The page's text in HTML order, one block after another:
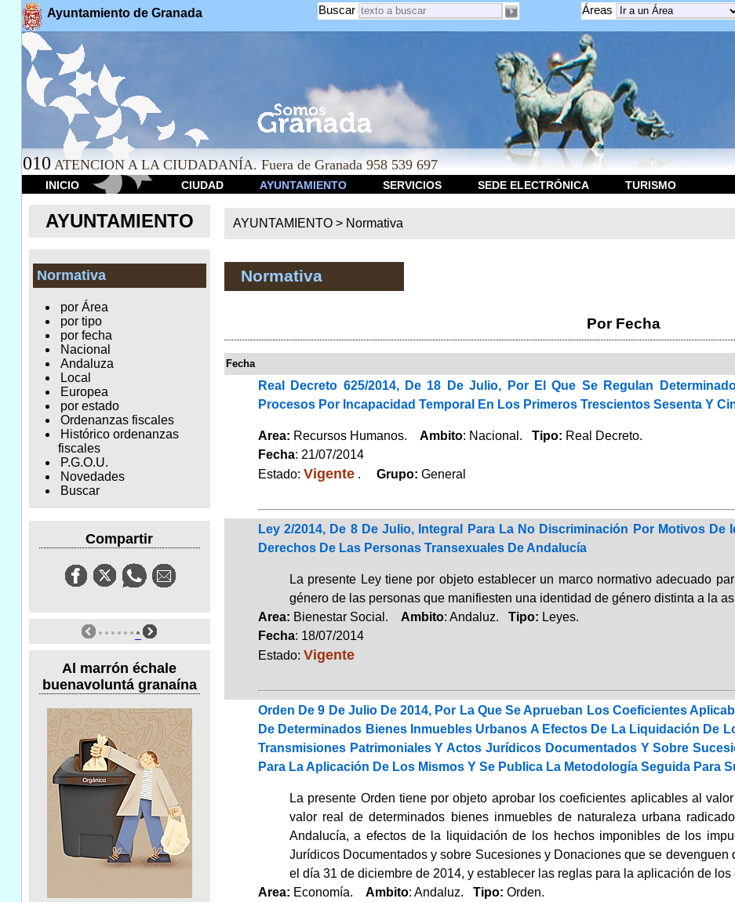
Ayuntamiento de Granada Áreas
Buscar
010 ATENCION A LA CIUDADANÍA. Fuera de Granada 958 539 697
INICIO CIUDAD AYUNTAMIENTO SERVICIOS SEDE ELECTRÓNICA TURISMO
AYUNTAMIENTO
Normativa
por Área
por tipo
por fecha
Nacional
Andaluza
Local
Europea
por estado
Ordenanzas fiscales
Histórico ordenanzas
fiscales
P.G.O.U.
Novedades
Buscar
Compartir
Al marrón échale
buenavoluntá granaína
AYUNTAMIENTO > Normativa
Normativa
Por Fecha
Fecha
Real Decreto 625/2014, De 18 De Julio, Por El Que Se Regulan
Procesos Por Incapacidad Temporal En Los Primeros Trescientos Sesenta Y
Area: Recursos Humanos. Ambito: Nacional. Tipo: Real Decreto.
Fecha: 21/07/2014
Estado: Vigente. Grupo: General
Ley 2/2014, De 8 De Julio, Integral Para La No Discriminación Por Motivos
Derechos De Las Personas Transexuales De Andalucía
La presente Ley tiene por objeto establecer un marco normativo adecuado
género de las personas que manifiesten una identidad de género distinta a la
Area: Bienestar Social. Ambito: Andaluz. Tipo: Leyes.
Fecha: 18/07/2014
Estado: Vigente
Orden De 9 De Julio De 2014, Por La Que Se Aprueban Los Coeficientes
De Determinados Bienes Inmuebles Urbanos A Efectos De La Liquidación De
Transmisiones Patrimoniales Y Actos Jurídicos Documentados Y Sobre
Para La Aplicación De Los Mismos Y Se Publica La Metodología Seguida Para
La presente Orden tiene por objeto aprobar los coeficientes aplicables al
valor real de determinados bienes inmuebles de naturaleza urbana
Andalucía, a efectos de la liquidación de los hechos imponibles de los
Jurídicos Documentados y sobre Sucesiones y Donaciones que se
el día 31 de diciembre de 2014, y establecer las reglas para la aplicación de
Area: Economía. Ambito: Andaluz. Tipo: Orden.